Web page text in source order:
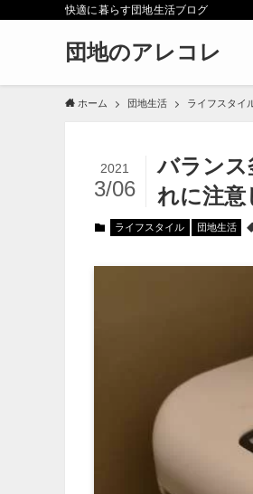
快適に暮らす団地生活ブログ
団地のアレコレ
ホーム 団地生活 ライフスタイ
バラン
れに注意
2021
3/06
ライフスタイル 団地生活